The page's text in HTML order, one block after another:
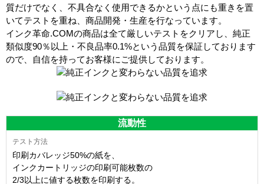
質だけでなく、不具合なく使用できるかという点にも重きを置
いてテストを重ね、商品開発・生産を行なっています。
インク革命.COMの商品は全て厳しいテストをクリアし、 純正
類似度90％以上・不良品率0.1%という品質を保証しております
ので、自信を持ってお客様にご提供しております。
流動性
印刷カバレッジ50%の紙を、
インクカートリッジの印刷可能枚数の
2/3以上に値する枚数を印刷する。